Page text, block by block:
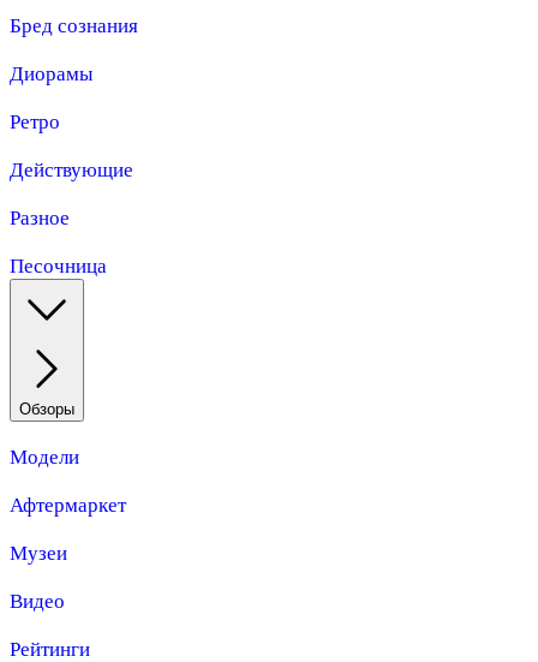
Бред сознания
Диорамы
Ретро
Действующие
Разное
Песочница
Обзоры
Модели
Афтермаркет
Музеи
Видео
Рейтинги